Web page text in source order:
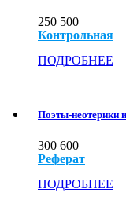
250 500
Контрольная
ПОДРОБНЕЕ
Поэты-неотерики
300 600
Реферат
ПОДРОБНЕЕ